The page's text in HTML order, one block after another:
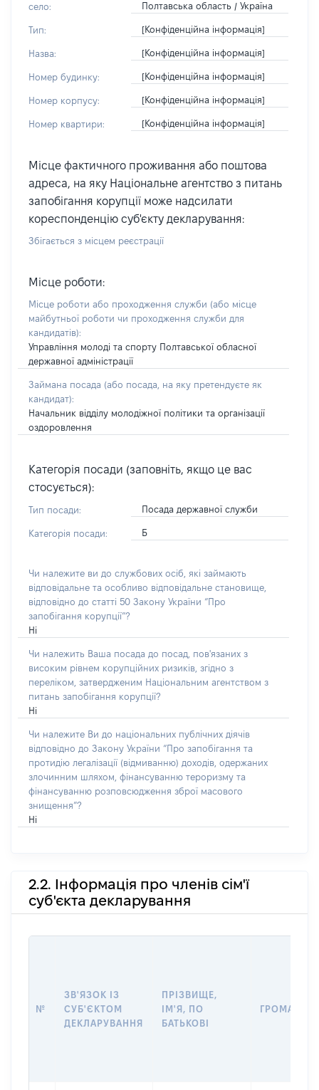
село:
Полтавська область / Україна
Тип: [Конфіденційна інформація]
Назва: [Конфіденційна інформація]
Номер будинку: [Конфіденційна інформація]
Номер корпусу: [Конфіденційна інформація]
Номер квартири: [Конфіденційна інформація]
Місце фактичного проживання або поштова
адреса, на яку Національне агентство з питань
запобігання корупції може надсилати
кореспонденцію суб'єкту декларування:
Збігається з місцем реєстрації
Місце роботи:
Місце роботи або проходження служби (або місце
майбутньої роботи чи проходження служби для
кандидатів):
Управління молоді та спорту Полтавської обласної
державної адміністрації
Займана посада (або посада, на яку претендуєте як
кандидат):
Начальник відділу молодіжної політики та організації
оздоровлення
Категорія посади (заповніть, якщо це вас
стосується):
Тип посади: Посада державної служби
Категорія посади: Б
Чи належите ви до службових осіб, які займають
відповідальне та особливо відповідальне становище,
відповідно до статті 50 Закону України “Про
запобігання корупції”?
Ні
Чи належить Ваша посада до посад, пов'язаних з
високим рівнем корупційних ризиків, згідно з
переліком, затвердженим Національним агентством з
питань запобігання корупції?
Ні
Чи належите Ви до національних публічних діячів
відповідно до Закону України “Про запобігання та
протидію легалізації (відмиванню) доходів, одержаних
злочинним шляхом, фінансуванню тероризму та
фінансуванню розповсюдження зброї масового
знищення”?
Ні
2.2. Інформація про членів сім'ї
суб'єкта декларування
№
ЗВ'ЯЗОК ІЗ
СУБ'ЄКТОМ
ДЕКЛАРУВАННЯ
ПРІЗВИЩЕ,
ІМ'Я, ПО
БАТЬКОВІ